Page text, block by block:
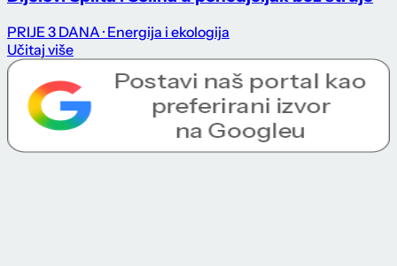
PRIJE 3 DANA · Energija i ekologija
Učitaj više